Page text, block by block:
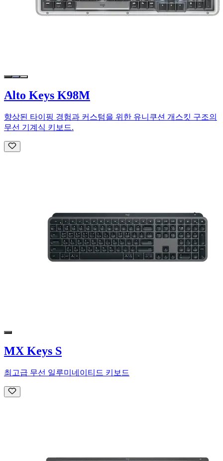
Alto Keys K98M
향상된 타이핑 경험과 커스텀을 위한 유니쿠션 개스킷 구조의
무선 기계식 키보드.
MX Keys S
최고급 무선 일루미네이티드 키보드